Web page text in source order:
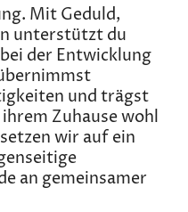
Mit Geduld,
unterstützt du
der Entwicklung
und trägst
Zuhause wohl
wir auf ein
an gemeinsamer